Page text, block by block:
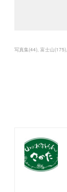
写真集(44) 富士山(175)